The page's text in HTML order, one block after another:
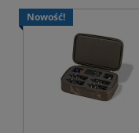
Nowość!